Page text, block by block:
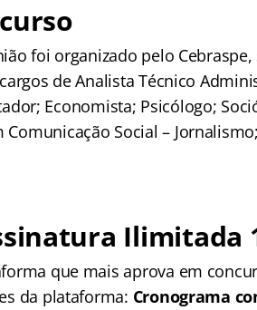
foi organizado pelo Cebraspe,
de Analista Técnico
Economista; Psicólogo;
Social – Jornalismo;
Ilimitada
que mais aprova em
da plataforma: Cronograma